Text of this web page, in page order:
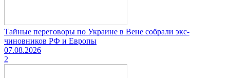
Тайные переговоры по Украине в Вене собрали экс-
чиновников РФ и Европы
07.08.2026
2